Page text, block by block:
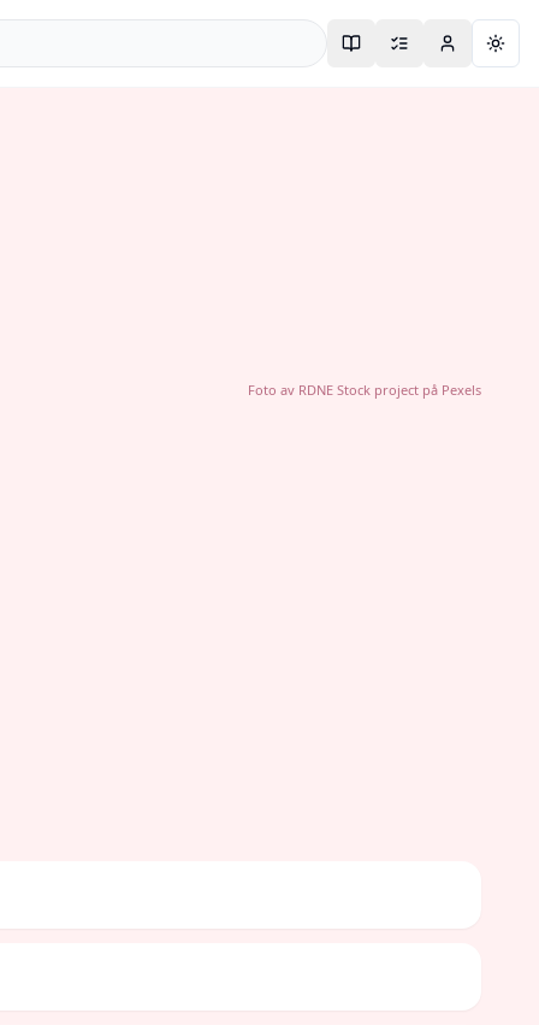
Foto av RDNE Stock projectpå Pexels